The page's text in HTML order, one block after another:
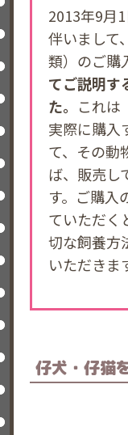
2013年9月
伴いまして
類）のご購
てご説明す
た。 これは
実際に購入
て、その動
ば、販売し
す。ご購入
ていただく
切な飼養方
いただきま
仔犬・仔猫